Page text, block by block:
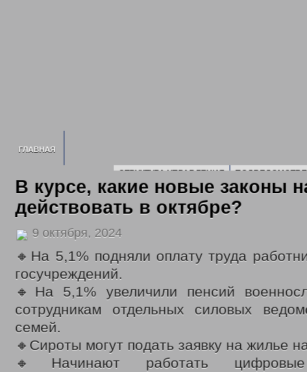
ГЛАВНАЯ
ИНФОРМАЦИЯ О УСЗН
СТРУКТУРА УПРАВЛЕНИЯ
ПЛАН
СВЕДЕНИЯ О ДОХОДАХ
2016 ГОД
НОРМАТИВНЫЕ ДОКУМЕНТЫ УПРАВЛЕНИЯ
ГОСУДАРСТВЕННЫЕ УСЛУГИ
ГОСУДАРСТВЕННОЕ ЮРИДИЧЕСКОЕ
ОТДЕЛ ПО ДЕЛАМ ДЕТЕЙ, ЖЕНЩИН, СЕМЬИ
ЕЖЕМЕСЯЧНАЯ
МНОГОДЕТНЫМ СЕМЬЯМ
ОБЕСПЕЧЕНИЕ ПОЛНОЦЕННЫМ
ВЫДАЧА УДОСТОВЕРЕНИЙ МНОГОДЕТНЫМ МАТЕРЯМ
ВЫПЛАТЫ СЕМЬЯМ ВОЕННОСЛУЖАЩИМ И ЧЛЕНАМ ИХ СЕМЕЙ И
КООРДИНАЦИОННЫЙ ОТДЕЛ ПО ОБЕСПЕЧЕНИЮ
ОТДЕЛ СОЦИАЛЬНО-ПРАВОВОЙ ЗАЩИТЫ НАСЕЛЕНИЯ
В курсе, какие новые законы
действовать в октябре?
9 октября, 2024
🔸На 5,1% подняли оплату труда
госучреждений.
🔸На 5,1% увеличили пенсий
сотрудникам отдельных силовых
семей.
🔸Сироты могут подать заявку на жилье
🔸Начинают работать цифровые